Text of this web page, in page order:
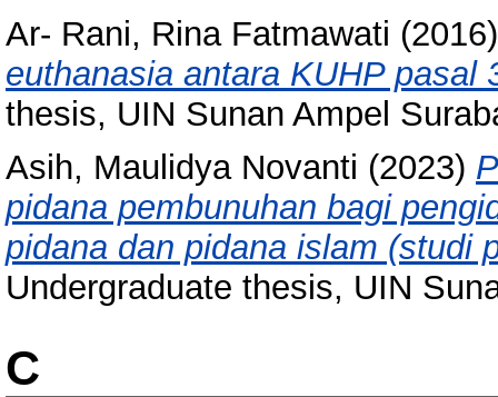
Ar- Rani, Rina Fatmawati
euthanasia antara KUHP pasal
thesis, UIN Sunan Ampel
Asih, Maulidya Novanti (2023)
pidana pembunuhan bagi
pidana dan pidana islam (studi
Undergraduate thesis, UIN
C